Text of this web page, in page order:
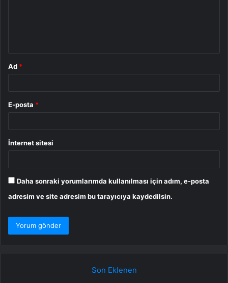
Ad *
E-posta *
İnternet sitesi
Daha sonraki yorumlarımda kullanılması için adım, e-posta
adresim ve site adresim bu tarayıcıya kaydedilsin.
Son Eklenen